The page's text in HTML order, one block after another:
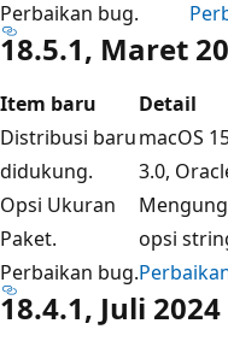
Perbaikan bug.
18.5.1, Maret
Item baru
Detail
Distribusi baru
didukung.
macOS
3.0,
Opsi Ukuran
Paket.
opsi
Perbaikan bug.
18.4.1, Juli 2024